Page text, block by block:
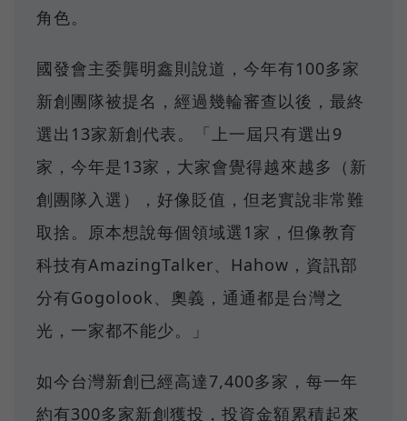
角色。
國發會主委龔明鑫則說道，今年有100多家
新創團隊被提名，經過幾輪審查以後，最終
選出13家新創代表。「上一屆只有選出9
家，今年是13家，大家會覺得越來越多（新
創團隊入選），好像貶值，但老實說非常難
取捨。原本想說每個領域選1家，但像教育
科技有AmazingTalker、Hahow，資訊部
分有Gogolook、奧義，通通都是台灣之
光，一家都不能少。」
如今台灣新創已經高達7,400多家，每一年
約有300多家新創獲投，投資金額累積起來